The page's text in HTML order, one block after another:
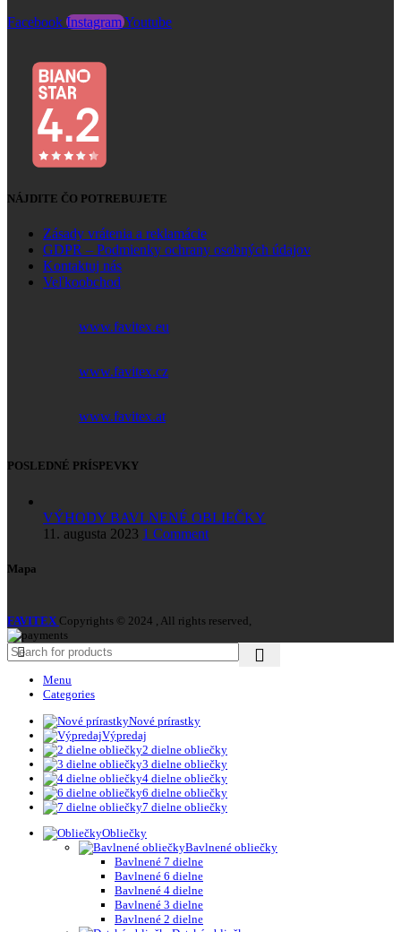
Facebook InstagramYoutube
NÁJDITE ČO POTREBUJETE
Zásady vrátenia a reklamácie
GDPR – Podmienky ochrany osobných údajov
Kontaktuj nás
Veľkoobchod
www.favitex.eu
www.favitex.cz
www.favitex.at
POSLEDNÉ PRÍSPEVKY
VÝHODY BAVLNENÉ OBLIEČKY
11. augusta 2023 1 Comment
Mapa
FAVITEX Copyrights © 2024 , All rights reserved,
Menu
Categories
Nové prírastky
Výpredaj
2 dielne obliečky
3 dielne obliečky
4 dielne obliečky
6 dielne obliečky
7 dielne obliečky
Obliečky
Bavlnené obliečky
Bavlnené 7 dielne
Bavlnené 6 dielne
Bavlnené 4 dielne
Bavlnené 3 dielne
Bavlnené 2 dielne